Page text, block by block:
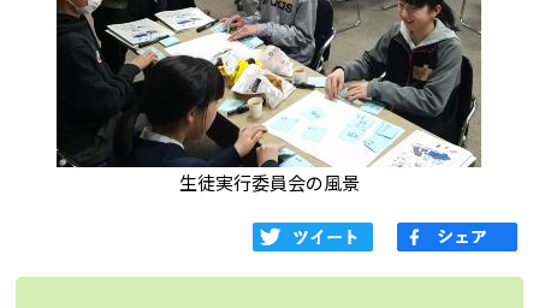
生徒実行委員会の風景